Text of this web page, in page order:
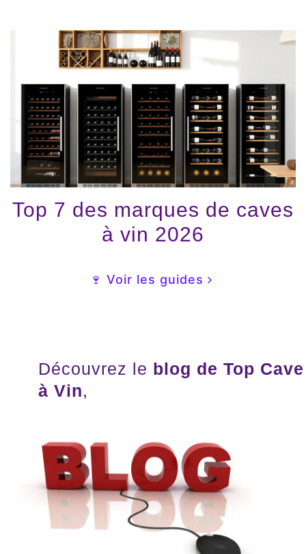
Top 7 des marques de caves
à vin 2026
🍷 Voir les guides
Découvrez le blog de Top Cave
à Vin,